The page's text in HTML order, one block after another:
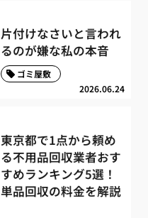
片付けなさいと言われ
るのが嫌な私の本音
2026.06.24
ゴミ屋敷
東京都で1点から頼め
る不用品回収業者おす
すめランキング5選！
単品回収の料金を解説